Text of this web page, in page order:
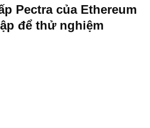
Pectra của Ethereum
để thử nghiệm